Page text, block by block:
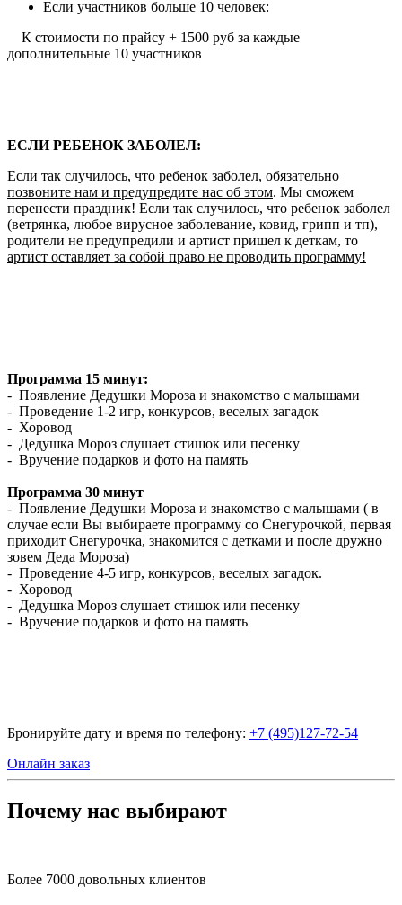
Если участников больше 10 человек:
К стоимости по прайсу + 1500 руб за каждые
дополнительные 10 участников
ЕСЛИ РЕБЕНОК ЗАБОЛЕЛ:
Если так случилось, что ребенок заболел, обязательно
позвоните нам и предупредите нас об этом. Мы сможем
перенести праздник! Если так случилось, что ребенок заболел
(ветрянка, любое вирусное заболевание, ковид, грипп и тп),
родители не предупредили и артист пришел к деткам, то
артист оставляет за собой право не проводить программу!
Программа 15 минут:
- Появление Дедушки Мороза и знакомство с малышами
- Проведение 1-2 игр, конкурсов, веселых загадок
- Хоровод
- Дедушка Мороз слушает стишок или песенку
- Вручение подарков и фото на память
Программа 30 минут
- Появление Дедушки Мороза и знакомство с малышами ( в
случае если Вы выбираете программу со Снегурочкой, первая
приходит Снегурочка, знакомится с детками и после дружно
зовем Деда Мороза)
- Проведение 4-5 игр, конкурсов, веселых загадок.
- Хоровод
- Дедушка Мороз слушает стишок или песенку
- Вручение подарков и фото на память
Бронируйте дату и время по телефону: +7 (495)127-72-54
Онлайн заказ
Почему нас выбирают
Более 7000 довольных клиентов